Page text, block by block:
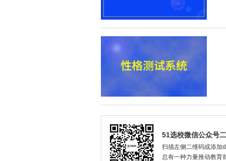
51选校微信公众号
扫描左侧二维码或添加
总有一种力量推动教育